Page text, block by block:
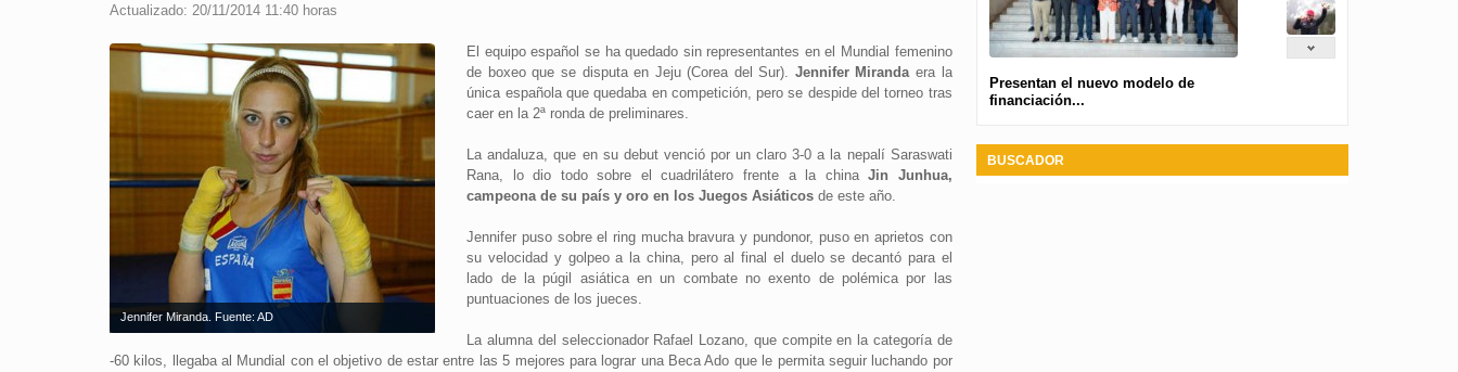
Actualizado: 20/11/2014 11:40 horas
Jennifer Miranda. Fuente: AD
El equipo español se ha quedado sin representantes en el Mundial femenino
de boxeo que se disputa en Jeju (Corea del Sur). Jennifer Mirandaera la
única española que quedaba en competición, pero se despide del torneo tras
caer en la 2ª ronda de preliminares.
La andaluza, que en su debut venció por un claro 3-0 a la nepalí Saraswati
Rana, lo dio todo sobre el cuadrilátero frente a la chinaJin Junhua,
campeona de su país y oro en los Juegos Asiáticos de este año.
Jennifer puso sobre el ring mucha bravura y pundonor, puso en aprietos con
su velocidad y golpeo a la china, pero al final el duelo se decantó para el
lado de la púgil asiática en un combate no exento de polémica por las
puntuaciones de los jueces.
La alumna del seleccionador Rafael Lozano, que compite en la categoría de
-60 kilos, llegaba al Mundial con el objetivo de estar entre las 5 mejores para lograr una Beca Ado que le permita seguir luchando por
Presentan el nuevo modelo de
financiación...
BUSCADOR